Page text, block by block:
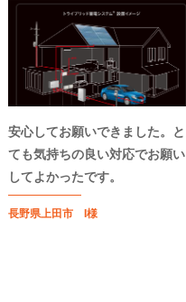
安心してお願いできました。と
ても気持ちの良い対応でお願い
してよかったです。
長野県上田市 I様